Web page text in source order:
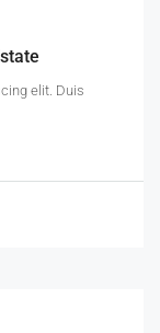
elit. Duis